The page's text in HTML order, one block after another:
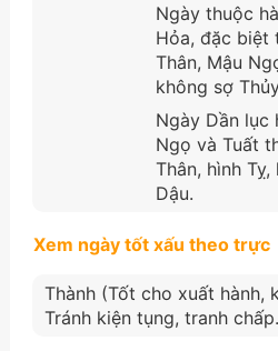
Ngày thuộc
Hỏa, đặc biệt
Thân, Mậu
không sợ
Ngày Dần lục
Ngọ và Tuất
Thân, hình
Dậu.
Xem ngày tốt xấu theo trực
Thành (Tốt cho xuất hành,
Tránh kiện tụng, tranh